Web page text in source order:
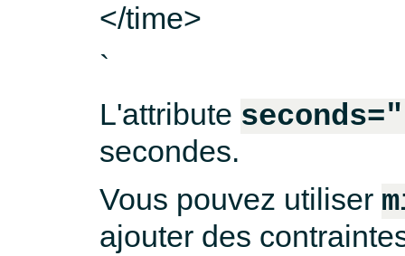
</time>
`
L'attribute
secondes.
Vous pouvez utiliser
ajouter des